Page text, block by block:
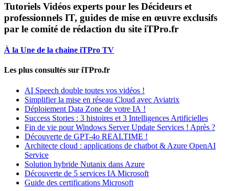
Tutoriels Vidéos experts pour les Décideurs et
professionnels IT, guides de mise en œuvre exclusifs
par le comité de rédaction du site iTPro.fr
À la Une de la chaine iTPro TV
Les plus consultés sur iTPro.fr
AI Speech double toutes vos vidéos !
Simplifier la mise en réseau Cloud avec Aviatrix
Déploiement Data Zone de votre IA !
Success Stories : 3 histoires et 3 Intelligences Artificielles
Fin de vie pour Windows Server Update Services ! Après ?
Découverte de GPT-4o REALTIME !
Architecte cloud : applications de chatbot & Azure OpenAI
Service
Solution hybride Nutanix dans Azure
Découverte de 5 services IA Microsoft
Guide des certifications Microsoft